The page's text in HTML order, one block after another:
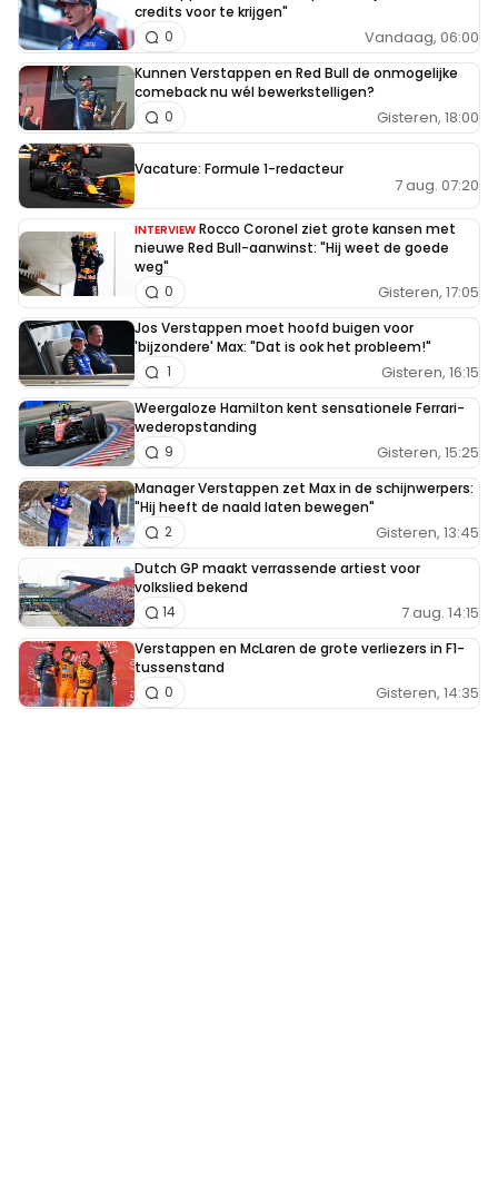
credits voor te krijgen"
Vandaag, 06:00
0
Kunnen Verstappen en Red Bull de onmogelijke
comeback nu wél bewerkstelligen?
Gisteren, 18:00
0
Vacature: Formule 1-redacteur
7 aug. 07:20
INTERVIEW Rocco Coronel ziet grote kansen met
nieuwe Red Bull-aanwinst: "Hij weet de goede
weg"
Gisteren, 17:05
0
Jos Verstappen moet hoofd buigen voor
'bijzondere' Max: "Dat is ook het probleem!"
Gisteren, 16:15
1
Weergaloze Hamilton kent sensationele Ferrari-
wederopstanding
Gisteren, 15:25
9
Manager Verstappen zet Max in de schijnwerpers:
"Hij heeft de naald laten bewegen"
Gisteren, 13:45
2
Dutch GP maakt verrassende artiest voor
volkslied bekend
7 aug. 14:15
14
Verstappen en McLaren de grote verliezers in F1-
tussenstand
Gisteren, 14:35
0